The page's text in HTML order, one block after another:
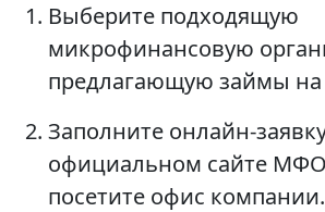
Выберите подходящую
микрофинансовую
предлагающую займы на
Заполните онлайн-
официальном сайте
посетите офис компании.